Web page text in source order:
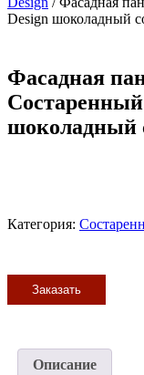
Design шоколадный
Фасадная
шоколадный
Категория:
Заказать
Описание